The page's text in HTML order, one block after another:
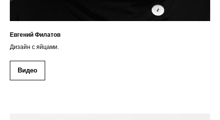
Евгений Филатов
Дизайн с яйцами.
Видео